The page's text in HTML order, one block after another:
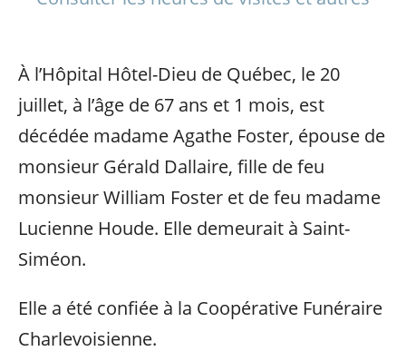
À l’Hôpital Hôtel-Dieu de Québec, le 20
juillet, à l’âge de 67 ans et 1 mois, est
décédée madame Agathe Foster, épouse de
monsieur Gérald Dallaire, fille de feu
monsieur William Foster et de feu madame
Lucienne Houde. Elle demeurait à Saint-
Siméon.
Elle a été confiée à la Coopérative Funéraire
Charlevoisienne.